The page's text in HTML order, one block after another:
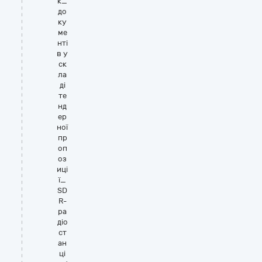
до
ку
ме
нті
в у
ск
ла
ді
те
нд
ер
ної
пр
оп
оз
иці
ї_
SD
R-
ра
діо
ст
ан
ці